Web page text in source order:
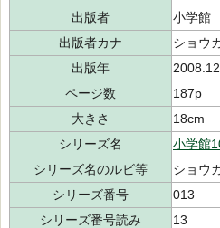
出版者
小学館
出版者カナ
ショウ
出版年
2008.12
ページ数
187p
大きさ
18cm
シリーズ名
小学館
シリーズ名のルビ等
ショウ
シリーズ番号
013
シリーズ番号読み
13